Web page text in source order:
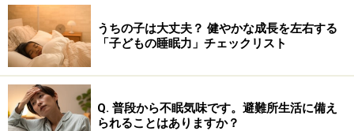
力です。眠気や倦怠感の除去に効果があり、水なしでど
こでものめて、口の中でふわっと解ける口腔内崩壊錠で
す。
１回１錠で１日３回まで服用できますが、服用間隔は４
時間以上おいて下さい。また、コーヒーやお茶などの、
うちの子は大丈夫？ 健やかな成長を左右する
「子どもの睡眠力」チェックリスト
Q. 普段から不眠気味です。避難所生活に備え
られることはありますか？